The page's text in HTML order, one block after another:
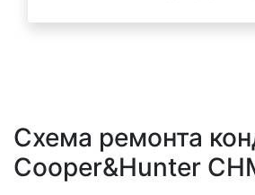
Схема ремонта
Cooper&Hunter